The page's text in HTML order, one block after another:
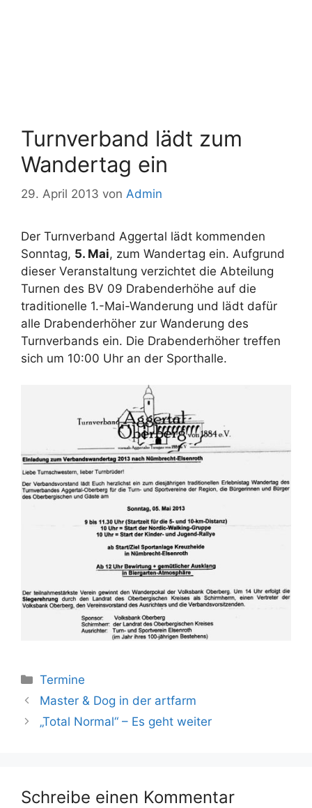
Turnverband lädt zum
Wandertag ein
29. April 2013 von Admin
Der Turnverband Aggertal lädt kommenden
Sonntag, 5. Mai, zum Wandertag ein. Aufgrund
dieser Veranstaltung verzichtet die Abteilung
Turnen des BV 09 Drabenderhöhe auf die
traditionelle 1.-Mai-Wanderung und lädt dafür
alle Drabenderhöher zur Wanderung des
Turnverbands ein. Die Drabenderhöher treffen
sich um 10:00 Uhr an der Sporthalle.
Kategorien
Termine
Master & Dog in der artfarm
„Total Normal“ – Es geht weiter
Schreibe einen Kommentar